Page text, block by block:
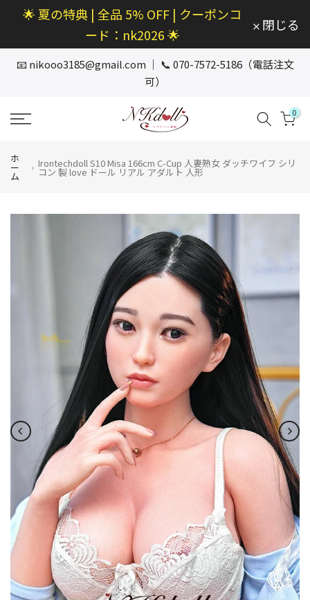
へ
ス
🌟 夏の特典 | 全品 5% OFF | クーポンコ
ード：nk2026 🌟
閉じる
📧 nikooo3185@gmail.com ｜ 📞 070-7572-5186（電話注文
可）
0
ホ
ー
ム
Irontechdoll S10 Misa 166cm C-Cup 人妻熟女 ダッチワイフ シリ
コン 製 love ドール リアル アダルト 人形